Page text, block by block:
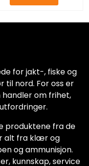
for jakt-, fiske og
til nord. For oss er
handler om frihet,
produktene fra de
alt fra klær og
og ammunisjon.
kunnskap, service